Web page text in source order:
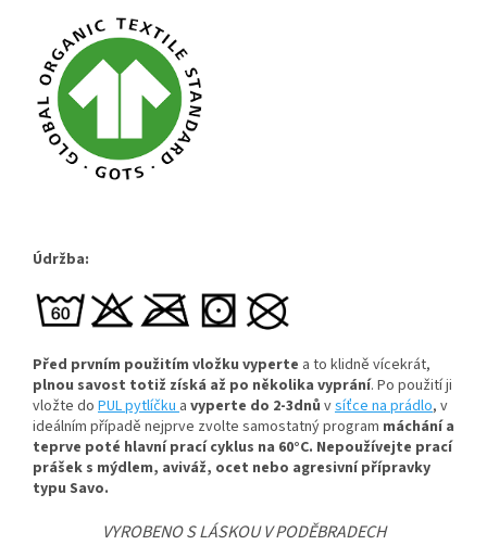
Údržba:
Před prvním použitím vložku vyperte a to klidně vícekrát,
plnou savost totiž získá až po několika vyprání. Po použití ji
vložte do PUL pytlíčku a vyperte do 2-3dnů vsíťce na prádlo, v
ideálním případě nejprve zvolte samostatný program máchání a
teprve poté hlavní prací cyklus na 60°C. Nepoužívejte prací
prášek s mýdlem, aviváž, ocet nebo agresivní přípravky
typu Savo.
VYROBENO S LÁSKOU V PODĚBRADECH